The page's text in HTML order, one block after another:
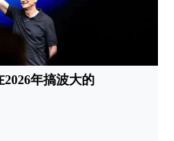
年搞波大的